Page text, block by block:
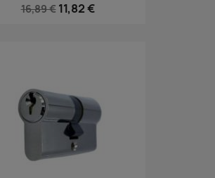
16,89 € 11,82 €